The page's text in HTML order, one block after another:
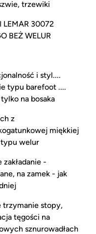
trzewiki
LEMAR 30072
BEŻ WELUR
i styl....
typu barefoot ....
na bosaka
z
miękkiej
welur
zakładanie -
na zamek - jak
trzymanie stopy,
tęgości na
sznurowadłach